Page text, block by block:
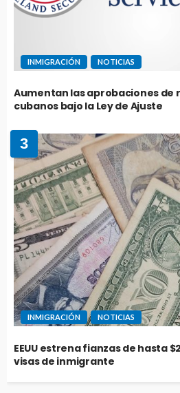
INMIGRACIÓN NOTICIAS
Aumentan las aprobaciones de
cubanos bajo la Ley de Ajuste
3
INMIGRACIÓN NOTICIAS
EEUU estrena fianzas de hasta
visas de inmigrante